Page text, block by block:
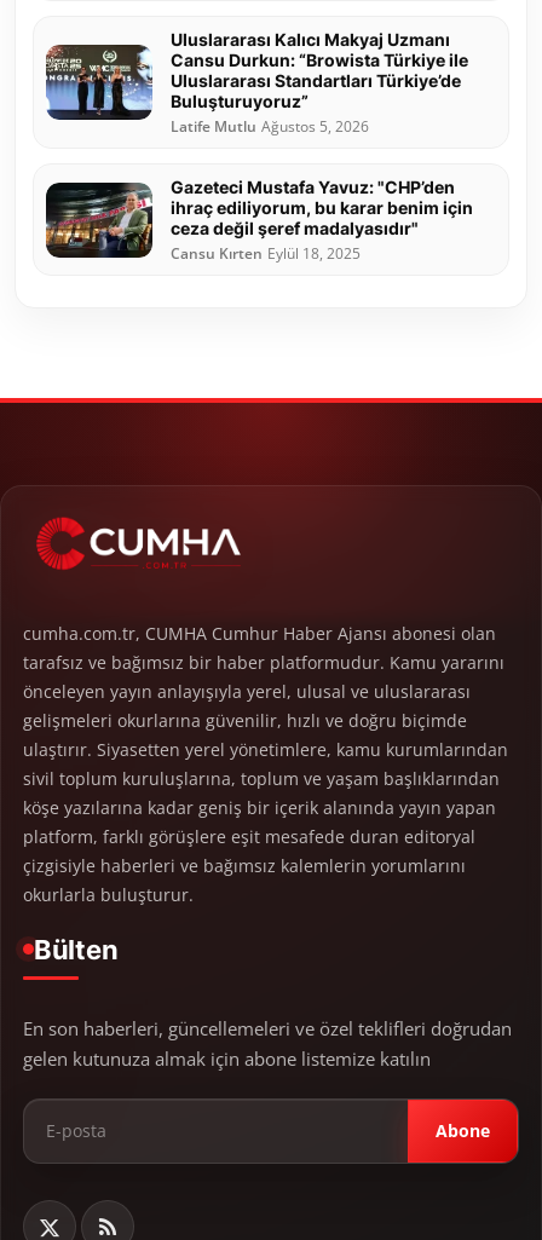
Uluslararası Kalıcı Makyaj Uzmanı
Cansu Durkun: “Browista Türkiye ile
Uluslararası Standartları Türkiye’de
Buluşturuyoruz”
Latife Mutlu Ağustos 5, 2026
Gazeteci Mustafa Yavuz: "CHP’den
ihraç ediliyorum, bu karar benim için
ceza değil şeref madalyasıdır"
Cansu Kırten Eylül 18, 2025
cumha.com.tr, CUMHA Cumhur Haber Ajansı abonesi olan
tarafsız ve bağımsız bir haber platformudur. Kamu yararını
önceleyen yayın anlayışıyla yerel, ulusal ve uluslararası
gelişmeleri okurlarına güvenilir, hızlı ve doğru biçimde
ulaştırır. Siyasetten yerel yönetimlere, kamu kurumlarından
sivil toplum kuruluşlarına, toplum ve yaşam başlıklarından
köşe yazılarına kadar geniş bir içerik alanında yayın yapan
platform, farklı görüşlere eşit mesafede duran editoryal
çizgisiyle haberleri ve bağımsız kalemlerin yorumlarını
okurlarla buluşturur.
Bülten
En son haberleri, güncellemeleri ve özel teklifleri doğrudan
gelen kutunuza almak için abone listemize katılın
Abone